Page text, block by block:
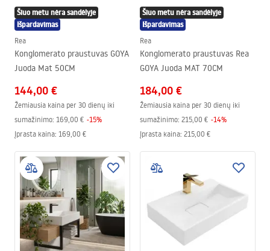
Šiuo metu nėra sandėlyje
Išpardavimas
Rea
Konglomerato praustuvas GOYA
Juoda Mat 50CM
144,00 €
Žemiausia kaina per 30 dienų iki
sumažinimo: 169,00 € -15%
Įprasta kaina: 169,00 €
Šiuo metu nėra sandėlyje
Išpardavimas
Rea
Konglomerato praustuvas Rea
GOYA Juoda MAT 70CM
184,00 €
Žemiausia kaina per 30 dienų iki
sumažinimo: 215,00 € -14%
Įprasta kaina: 215,00 €